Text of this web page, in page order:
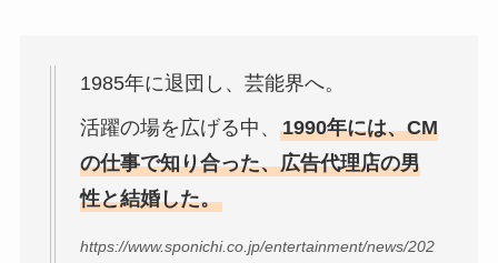
1985年に退団し、芸能界へ。
活躍の場を広げる中、 1990年には、CM
の仕事で知り合った、広告代理店の男
性と結婚した。
https://www.sponichi.co.jp/entertainment/news/202